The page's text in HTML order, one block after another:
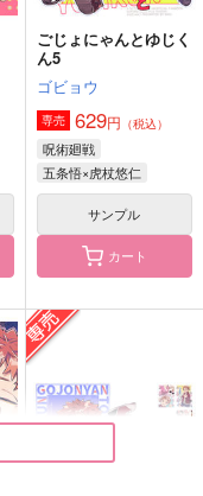
Good bye, my love...
ゆうまぐれ
1,100円（税込）
カラスバ×セイカ
ごじょにゃんとゆじく
ん5
ゴビョウ
専売 629円 （税込）
呪術廻戦
五条悟×虎杖悠仁
サンプル
カート